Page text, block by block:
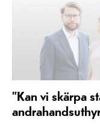
”Kan vi skärpa